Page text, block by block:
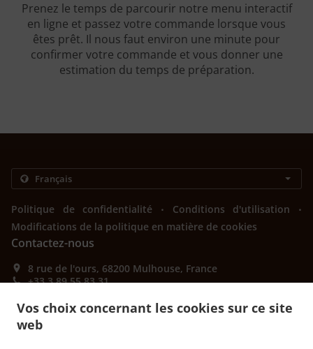
Vos choix concernant les cookies sur ce site
web
Prenez le temps de parcourir notre menu interactif
en ligne et passez votre commande lorsque vous
êtes prêt. Il nous faut environ une minute pour
confirmer votre commande et vous donner une
estimation du temps de préparation.
Politique de confidentialité . Conditions d'utilisation .
Modifications de la politique en matière de cookies
Contactez-nous
8 rue de l'ours, 68200 Mulhouse, France
+33 3 89 55 83 31
Menu